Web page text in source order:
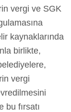
vergi ve SGK
kaynaklarında
birlikte,
vergi
fırsatı